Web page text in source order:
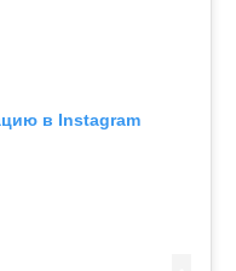
в Instagram